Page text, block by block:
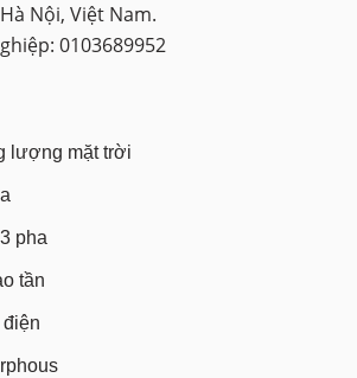
Nội, Việt Nam.
0103689952
lượng mặt trời
pha
tần
điện